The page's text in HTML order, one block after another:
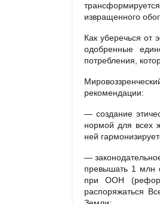
извращенного
Как уберечься от
одобренные
потребления,
рекомендации:
— создание
нормой для всех
ней
—
превышать 1 млн
при ООН
распоряжаться